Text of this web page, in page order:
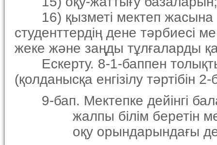
16) қызметi мектеп жасына
студенттердiң дене тәрбиесi
жеке және заңды тұлғаларды
Ескерту. 8-1-баппен
(қолданысқа енгiзiлу тәртiбiн
9-бап. Мектепке дейiнгi
жалпы бiлiм беретiн
оқу орындарындағы